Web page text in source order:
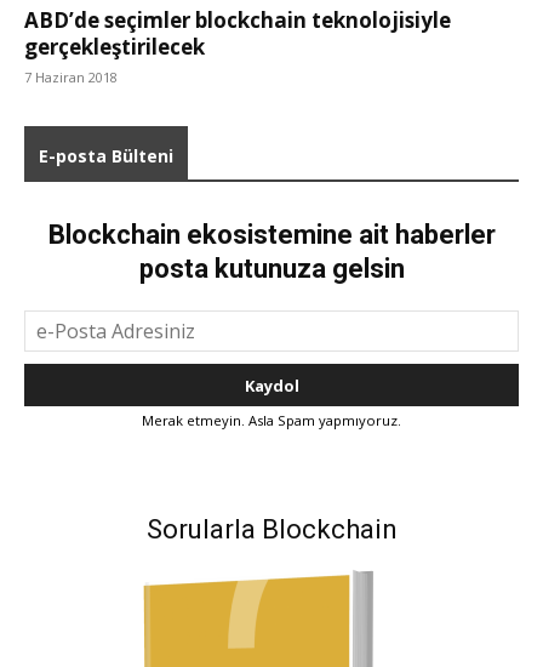
ABD’de seçimler blockchain teknolojisiyle
gerçekleştirilecek
7 Haziran 2018
E-posta Bülteni
Blockchain ekosistemine ait haberler
posta kutunuza gelsin
Merak etmeyin. Asla Spam yapmıyoruz.
Sorularla Blockchain